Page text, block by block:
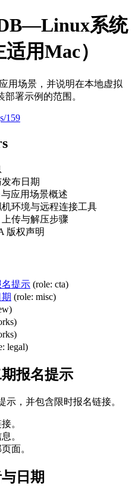
系统
用Mac）
用场景，并说明在本地虚拟
署示例的范围。
159
布日期
应用场景概述
环境与远程连接工具
传与解压步骤
版权声明
提示 (role: cta)
(role: misc)
legal)
报名提示
，并包含限时报名链接。
。
。
面。
日期